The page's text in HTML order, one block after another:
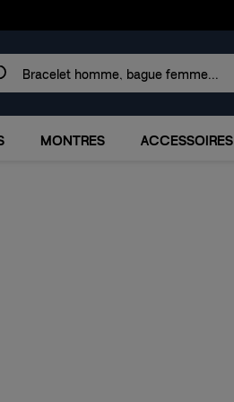
MONTRES ACCESSOIRES